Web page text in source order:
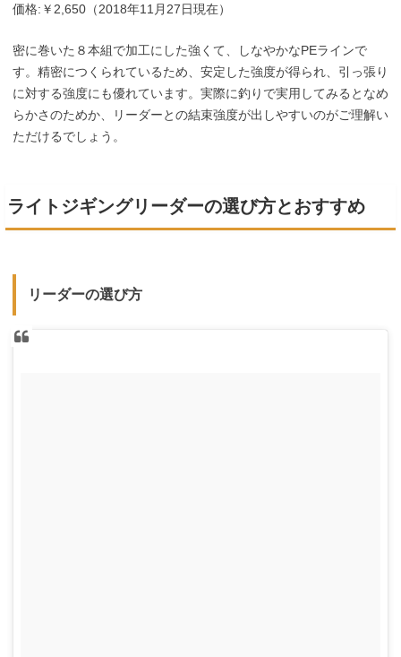
価格:￥2,650（2018年11月27日現在）
密に巻いた８本組で加工にした強くて、しなやかなPEラインで
す。精密につくられているため、安定した強度が得られ、引っ張り
に対する強度にも優れています。実際に釣りで実用してみるとなめ
らかさのためか、リーダーとの結束強度が出しやすいのがご理解い
ただけるでしょう。
ライトジギングリーダーの選び方とおすすめ
リーダーの選び方